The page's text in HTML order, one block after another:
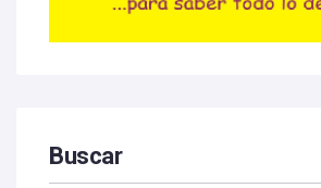
Buscar